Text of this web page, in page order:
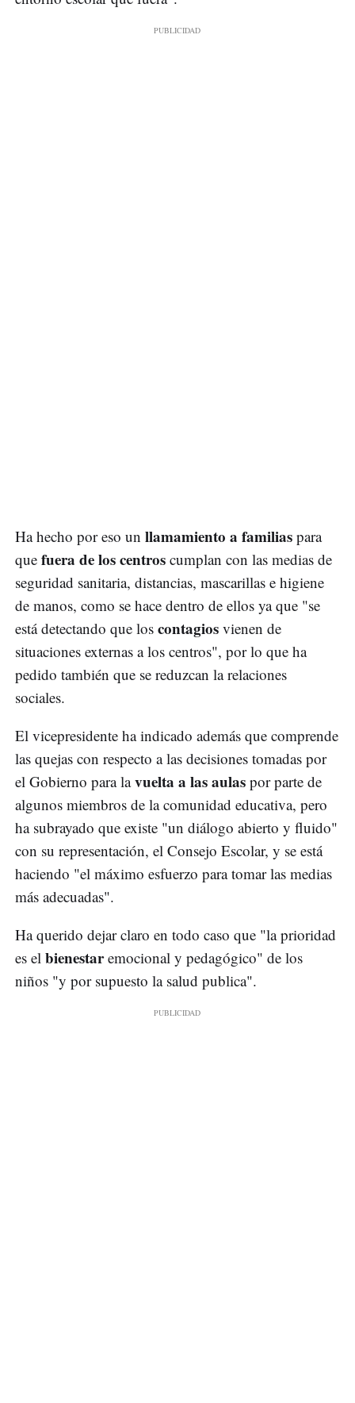
Ha hecho por eso un llamamiento a familias para
que fuera de los centros cumplan con las medias de
seguridad sanitaria, distancias, mascarillas e higiene
de manos, como se hace dentro de ellos ya que "se
está detectando que los contagios vienen de
situaciones externas a los centros", por lo que ha
pedido también que se reduzcan la relaciones
sociales.
El vicepresidente ha indicado además que comprende
las quejas con respecto a las decisiones tomadas por
el Gobierno para lavuelta a las aulas por parte de
algunos miembros de la comunidad educativa, pero
ha subrayado que existe "un diálogo abierto y fluido"
con su representación, el Consejo Escolar, y se está
haciendo "el máximo esfuerzo para tomar las medias
más adecuadas".
Ha querido dejar claro en todo caso que "la prioridad
es el bienestaremocional y pedagógico" de los
niños "y por supuesto la salud publica".